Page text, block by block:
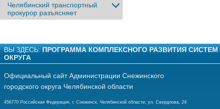
Челябинский транспортный
прокурор разъясняет
ВЫ ЗДЕСЬ: ПРОГРАММА КОМПЛЕКСНОГО РАЗВИТИЯ
ОКРУГА
Официальный сайт Администрации Снежинского
городского округа Челябинской области
456770 Российская Федерация, г. Снежинск, Челябинской области, ул. Свердлова, 24